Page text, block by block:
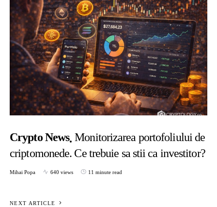
Crypto News Monitorizarea portofoliului de
criptomonede. Ce trebuie sa stii ca investitor?
Mihai Popa 640 views 11 minute read
NEXT ARTICLE